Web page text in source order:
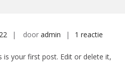
door admin 1 reactie
world!
is your first post. Edit or delete it,